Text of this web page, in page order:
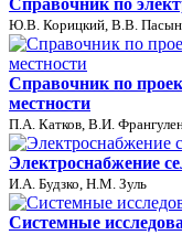
Ю.В. Корицкий, В.В.
Справочник по
местности
П.А. Катков, В.И.
Электроснабжение
И.А. Будзко, Н.М. Зуль
Системные